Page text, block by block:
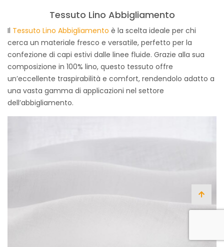
Tessuto Lino Abbigliamento
Il Tessuto Lino Abbigliamento è la scelta ideale per chi
cerca un materiale fresco e versatile, perfetto per la
confezione di capi estivi dalle linee fluide. Grazie alla sua
composizione in 100% lino, questo tessuto offre
un’eccellente traspirabilità e comfort, rendendolo adatto a
una vasta gamma di applicazioni nel settore
dell’abbigliamento.